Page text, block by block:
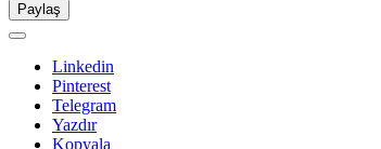
Paylaş
Linkedin
Pinterest
Telegram
Yazdır
Kopyala